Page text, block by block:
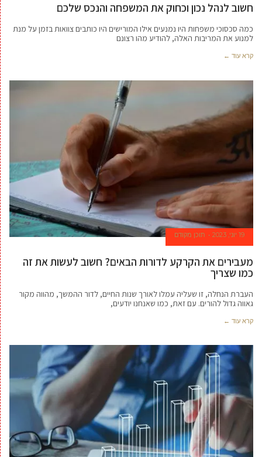
חשוב לנהל נכון וכחוק את המשפחה והנכס שלכם
כמה סכסוכי משפחות היו נמנעים אילו המורישים היו כותבים צוואות בזמן על מנת
למנוע את המריבות האלה, להודיע מהו רצונם
קרא עוד ←
19 יוני, 2023 תוכן מקודם
מעבירים את הקרקע לדורות הבאים? חשוב לעשות את זה
כמו שצריך
העברת הנחלה, זו שעליה עמלו לאורך שנות החיים, לדור ההמשך, מהווה מקור
גאווה גדול להורים. עם זאת, כמו שאנחנו יודעים,
קרא עוד ←